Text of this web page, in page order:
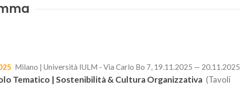
Milano | Università IULM - Via Carlo Bo 7, 19.11.2025 — 20.11.2025
Tematico | Sostenibilità & Cultura Organizzativa (Tavoli